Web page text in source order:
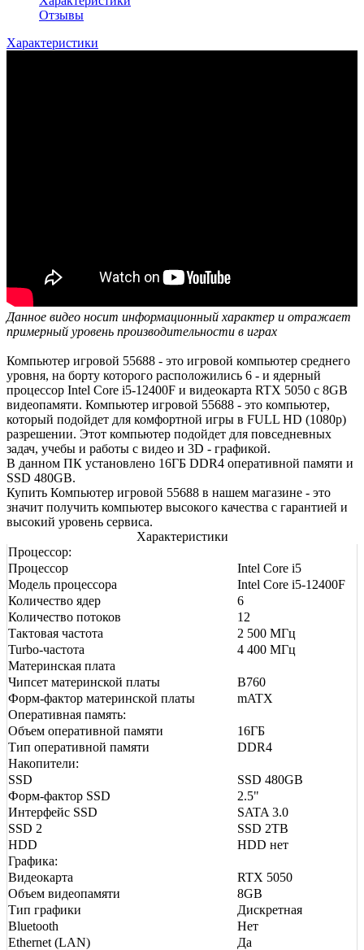
Отзывы
Характеристики
Данное видео носит информационный характер и отражает
примерный уровень производительности в играх
Компьютер игровой 55688 - это игровой компьютер среднего
уровня, на борту которого расположились 6 - и ядерный
процессор Intel Core i5-12400F и видеокарта RTX 5050 с 8GB
видеопамяти. Компьютер игровой 55688 - это компьютер,
который подойдет для комфортной игры в FULL HD (1080р)
разрешении. Этот компьютер подойдет для повседневных
задач, учебы и работы с видео и 3D - графикой.
В данном ПК установлено 16ГБ DDR4 оперативной памяти и
SSD 480GB.
Купить Компьютер игровой 55688 в нашем магазине - это
значит получить компьютер высокого качества с гарантией и
высокий уровень сервиса.
Характеристики
Процессор:
Процессор
Intel Core i5
Модель процессора
Intel Core i5-12400F
Количество ядер
6
Количество потоков
12
Тактовая частота
2 500 МГц
Turbo-частота
4 400 МГц
Материнская плата
Чипсет материнской платы
B760
Форм-фактор материнской платы
mATX
Оперативная память:
Объем оперативной памяти
16ГБ
Тип оперативной памяти
DDR4
Накопители:
SSD
SSD 480GB
Форм-фактор SSD
2.5"
Интерфейс SSD
SATA 3.0
SSD 2
SSD 2TB
HDD
HDD нет
Графика:
Видеокарта
RTX 5050
Объем видеопамяти
8GB
Тип графики
Дискретная
Bluetooth
Нет
Ethernet (LAN)
Да